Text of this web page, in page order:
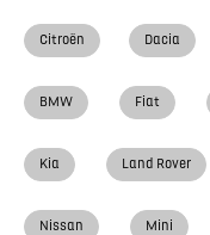
Citroën Dacia
BMW Fiat
Kia Land Rover
Nissan Mini